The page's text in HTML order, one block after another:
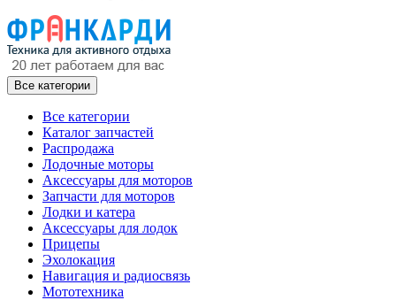
Все категории
Все категории
Каталог запчастей
Распродажа
Лодочные моторы
Аксессуары для моторов
Запчасти для моторов
Лодки и катера
Аксессуары для лодок
Прицепы
Эхолокация
Навигация и радиосвязь
Мототехника